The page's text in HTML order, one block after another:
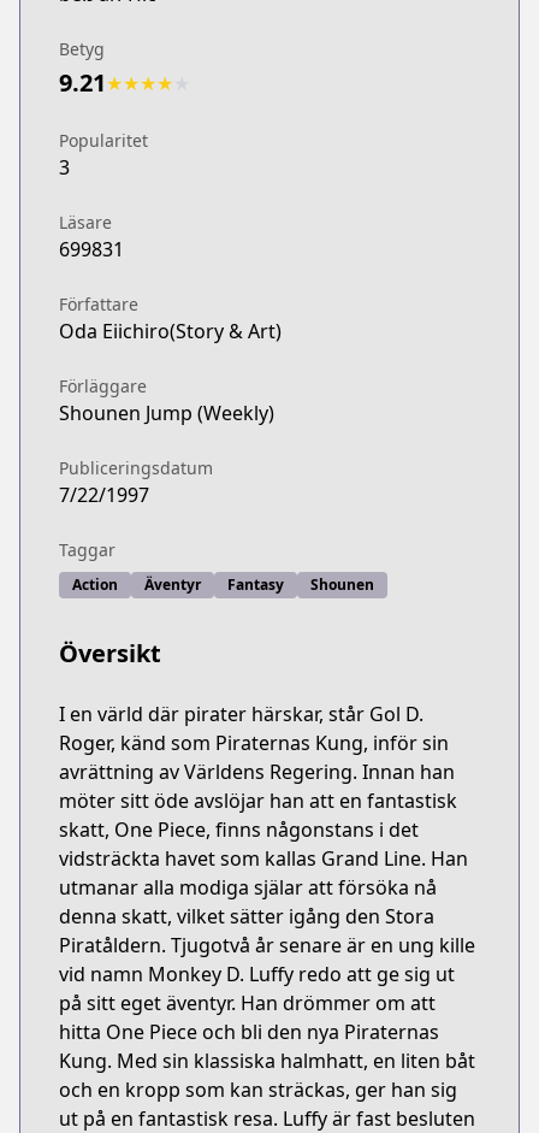
Betyg
9.21★★★★
Popularitet
3
Läsare
699831
Författare
Oda Eiichiro(Story & Art)
Förläggare
Shounen Jump (Weekly)
Publiceringsdatum
7/22/1997
Taggar
Action Äventyr Fantasy Shounen
Översikt
I en värld där pirater härskar, står Gol D.
Roger, känd som Piraternas Kung, inför sin
avrättning av Världens Regering. Innan han
möter sitt öde avslöjar han att en fantastisk
skatt, One Piece, finns någonstans i det
vidsträckta havet som kallas Grand Line. Han
utmanar alla modiga själar att försöka nå
denna skatt, vilket sätter igång den Stora
Piratåldern. Tjugotvå år senare är en ung kille
vid namn Monkey D. Luffy redo att ge sig ut
på sitt eget äventyr. Han drömmer om att
hitta One Piece och bli den nya Piraternas
Kung. Med sin klassiska halmhatt, en liten båt
och en kropp som kan sträckas, ger han sig
ut på en fantastisk resa. Luffy är fast besluten